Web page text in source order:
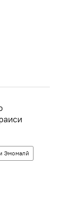
Эмомалӣ